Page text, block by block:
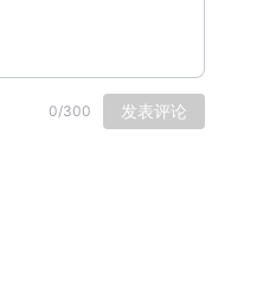
0/300 发表评论